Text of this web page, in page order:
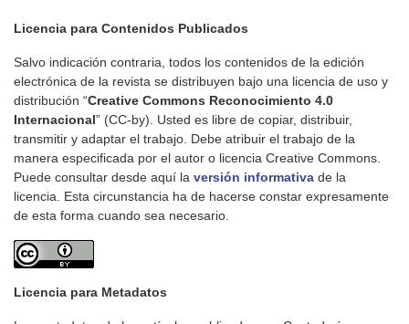
Licencia para Contenidos Publicados
Salvo indicación contraria, todos los contenidos de la edición
electrónica de la revista se distribuyen bajo una licencia de uso y
distribución “Creative Commons Reconocimiento 4.0
Internacional” (CC-by). Usted es libre de copiar, distribuir,
transmitir y adaptar el trabajo. Debe atribuir el trabajo de la
manera especificada por el autor o licencia Creative Commons.
Puede consultar desde aquí la versión informativa de la
licencia. Esta circunstancia ha de hacerse constar expresamente
de esta forma cuando sea necesario.
Licencia para Metadatos